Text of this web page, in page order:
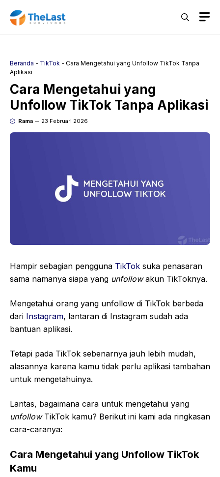
Beranda - TikTok - Cara Mengetahui yang Unfollow TikTok Tanpa
Aplikasi
Cara Mengetahui yang
Unfollow TikTok Tanpa Aplikasi
Rama 23 Februari 2026
Hampir sebagian pengguna TikTok suka penasaran
sama namanya siapa yang unfollowakun TikToknya.
Mengetahui orang yang unfollow di TikTok berbeda
dari Instagram, lantaran di Instagram sudah ada
bantuan aplikasi.
Tetapi pada TikTok sebenarnya jauh lebih mudah,
alasannya karena kamu tidak perlu aplikasi tambahan
untuk mengetahuinya.
Lantas, bagaimana cara untuk mengetahui yang
unfollow TikTok kamu? Berikut ini kami ada ringkasan
cara-caranya:
Cara Mengetahui yang Unfollow TikTok
Kamu